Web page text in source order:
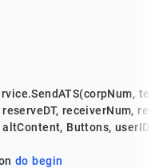
reserveDT, receiverNum,
altContent, Buttons,
do begin